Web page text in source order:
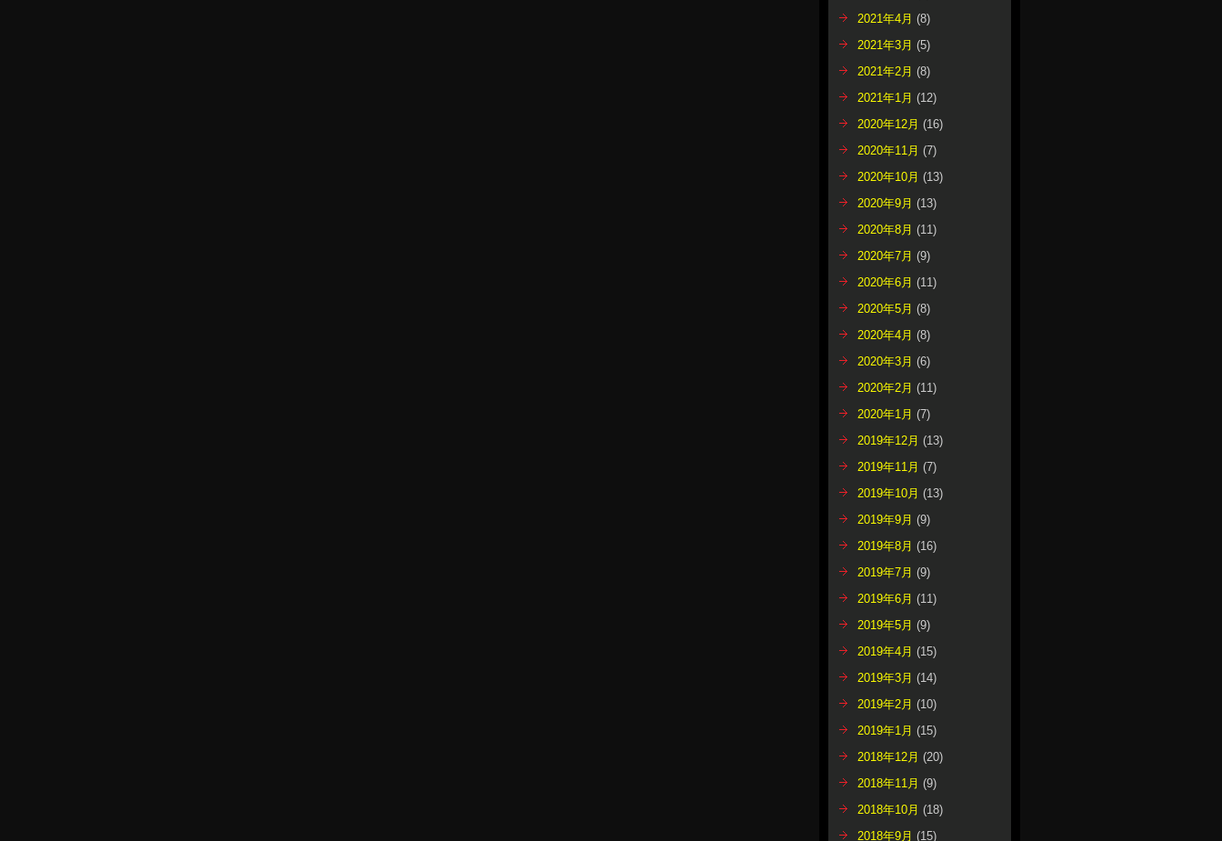
2021年4月 (8)
2021年3月 (5)
2021年2月 (8)
2021年1月 (12)
2020年12月 (16)
2020年11月 (7)
2020年10月 (13)
2020年9月 (13)
2020年8月 (11)
2020年7月 (9)
2020年6月 (11)
2020年5月 (8)
2020年4月 (8)
2020年3月 (6)
2020年2月 (11)
2020年1月 (7)
2019年12月 (13)
2019年11月 (7)
2019年10月 (13)
2019年9月 (9)
2019年8月 (16)
2019年7月 (9)
2019年6月 (11)
2019年5月 (9)
2019年4月 (15)
2019年3月 (14)
2019年2月 (10)
2019年1月 (15)
2018年12月 (20)
2018年11月 (9)
2018年10月 (18)
2018年9月 (15)